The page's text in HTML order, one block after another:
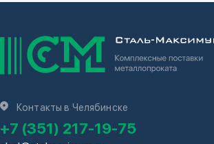
Контакты в Челябинске
+7 (351) 217-19-75